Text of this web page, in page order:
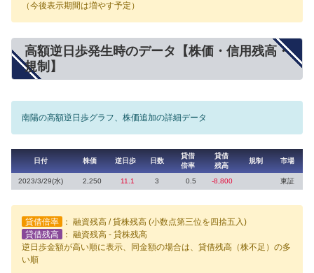
（今後表示期間は増やす予定）
高額逆日歩発生時のデータ【株価・信用残高・
規制】
南陽の高額逆日歩グラフ、株価追加の詳細データ
日付 株価 逆日歩 日数
貸借
倍率
貸借
残高
規制 市場
2023/3/29(水) 2,250 11.1 3 0.5 -8,800 東証
貸借倍率
： 融資残高 / 貸株残高 (小数点第三位を四捨五入)
貸借残高
： 融資残高 - 貸株残高
逆日歩金額が高い順に表示、同金額の場合は、貸借残高（株不足）の多
い順